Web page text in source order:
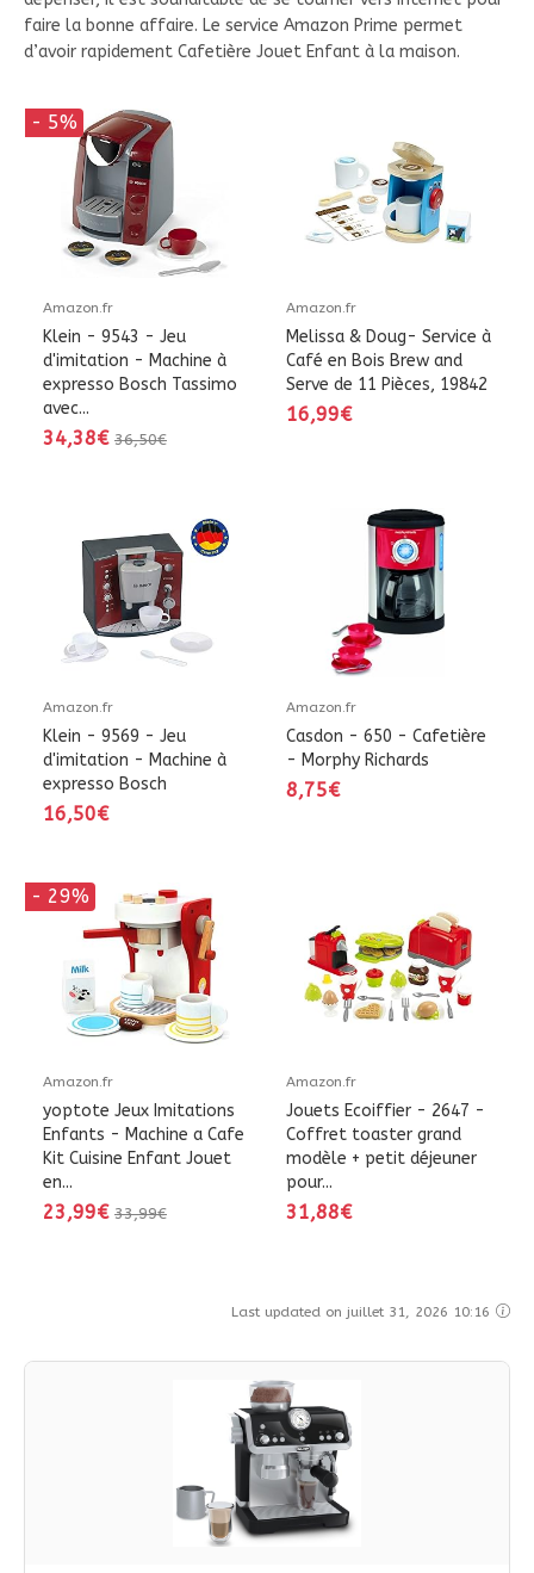
faire la bonne affaire. Le service Amazon Prime permet
d’avoir rapidement Cafetière Jouet Enfant à la maison.
- 5%
Amazon.fr
Klein - 9543 - Jeu
d'imitation - Machine à
expresso Bosch Tassimo
avec...
34,38€ 36,50€
Amazon.fr
Melissa & Doug- Service à
Café en Bois Brew and
Serve de 11 Pièces, 19842
16,99€
Amazon.fr
Klein - 9569 - Jeu
d'imitation - Machine à
expresso Bosch
16,50€
Amazon.fr
Casdon - 650 - Cafetière
- Morphy Richards
8,75€
- 29%
Amazon.fr
yoptote Jeux Imitations
Enfants - Machine a Cafe
Kit Cuisine Enfant Jouet
en...
23,99€ 33,99€
Amazon.fr
Jouets Ecoiffier - 2647 -
Coffret toaster grand
modèle + petit déjeuner
pour...
31,88€
Last updated on juillet 31, 2026 10:16